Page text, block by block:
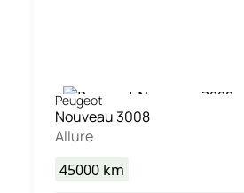
Peugeot
Nouveau 3008
Allure
45000 km